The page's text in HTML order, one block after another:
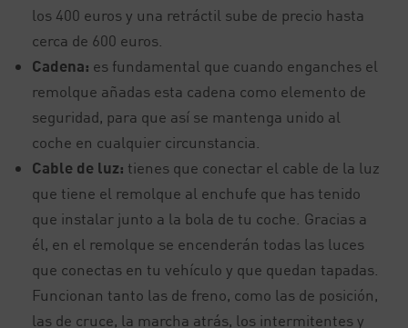
los 400 euros y una retráctil sube de precio hasta
cerca de 600 euros.
Cadena: es fundamental que cuando enganches el
remolque añadas esta cadena como elemento de
seguridad, para que así se mantenga unido al
coche en cualquier circunstancia.
Cable de luz: tienes que conectar el cable de la luz
que tiene el remolque al enchufe que has tenido
que instalar junto a la bola de tu coche. Gracias a
él, en el remolque se encenderán todas las luces
que conectas en tu vehículo y que quedan tapadas.
Funcionan tanto las de freno, como las de posición,
las de cruce, la marcha atrás, los intermitentes y